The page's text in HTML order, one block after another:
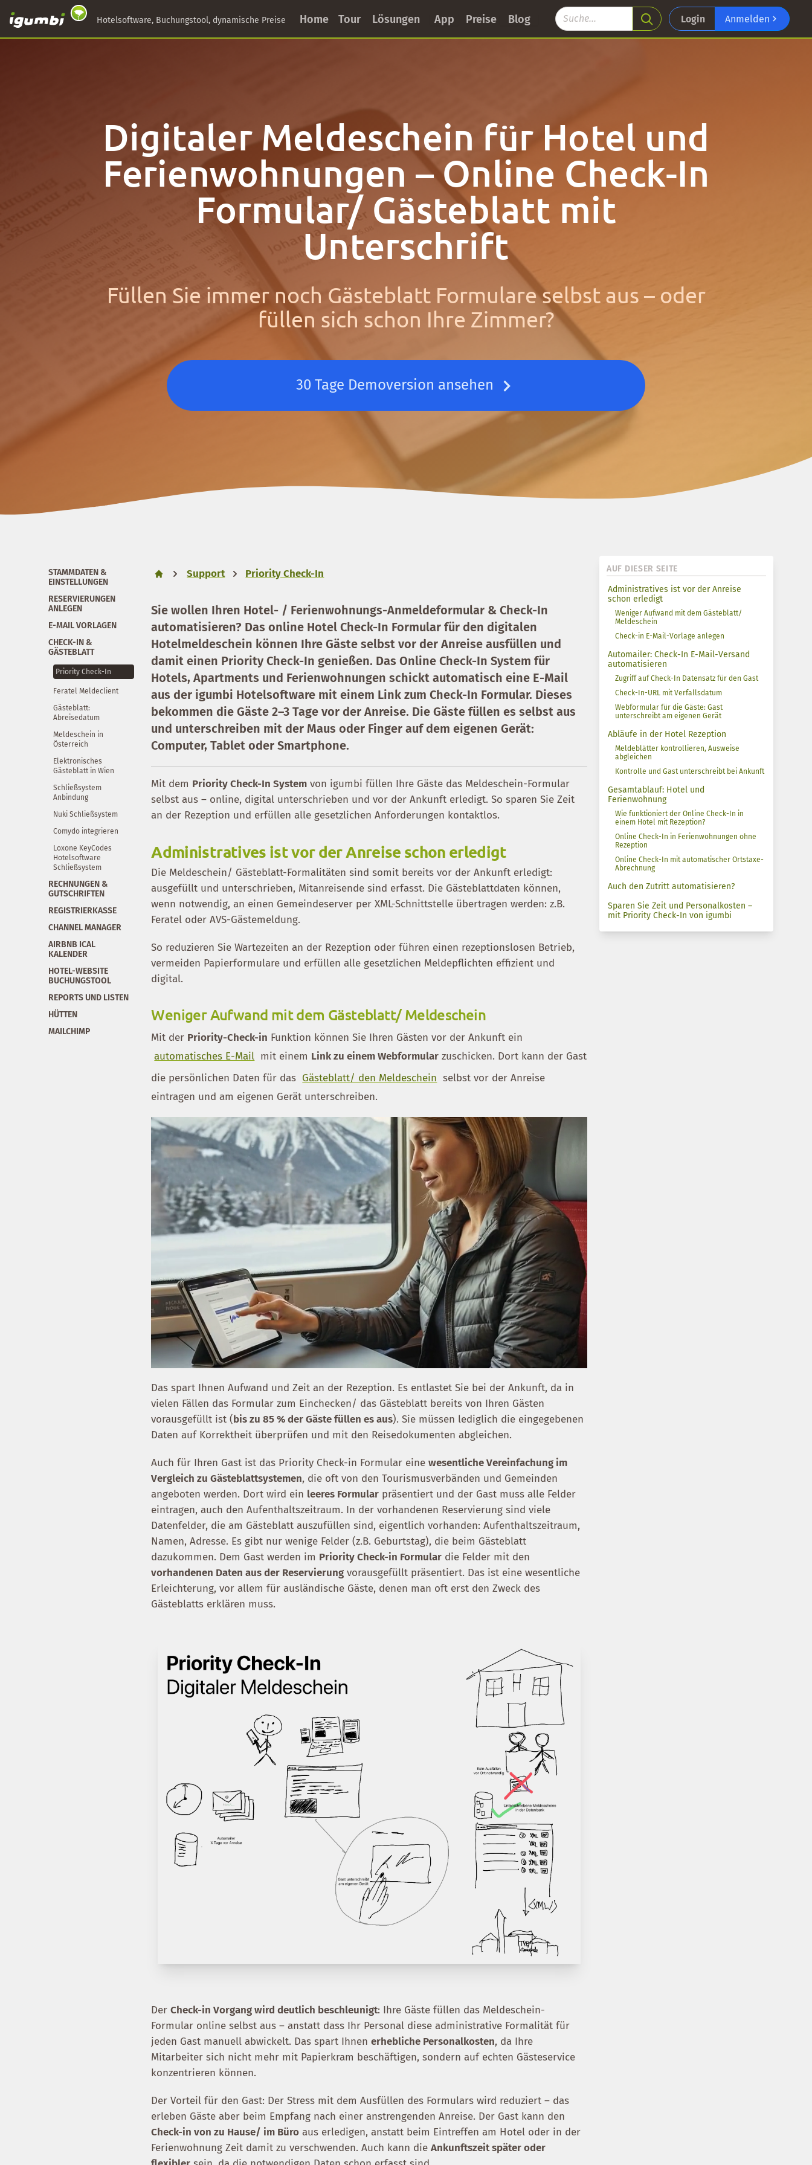
Hotelsoftware, Buchungstool, dynamische Preise Home Tour Lösungen App Preise Blog Login Anmelden
Digitaler Meldeschein für Hotel und
Ferienwohnungen – Online Check-In
Formular/ Gästeblatt mit
Unterschrift
Füllen Sie immer noch Gästeblatt Formulare selbst aus – oder
füllen sich schon Ihre Zimmer?
30 Tage Demoversion ansehen
AUF DIESER SEITE
Administratives ist vor der Anreise
schon erledigt
Weniger Aufwand mit dem Gästeblatt/
Meldeschein
Check-in E-Mail-Vorlage anlegen
Automailer: Check-In E-Mail-Versand
automatisieren
Zugriff auf Check-In Datensatz für den Gast
Check-In-URL mit Verfallsdatum
Webformular für die Gäste: Gast
unterschreibt am eigenen Gerät
Abläufe in der Hotel Rezeption
Meldeblätter kontrollieren, Ausweise
abgleichen
Kontrolle und Gast unterschreibt bei Ankunft
Gesamtablauf: Hotel und
Ferienwohnung
Wie funktioniert der Online Check-In in
einem Hotel mit Rezeption?
Online Check-In in Ferienwohnungen ohne
Rezeption
Online Check-In mit automatischer Ortstaxe-
Abrechnung
Auch den Zutritt automatisieren?
Sparen Sie Zeit und Personalkosten –
mit Priority Check-In von igumbi
STAMMDATEN &
EINSTELLUNGEN
RESERVIERUNGEN
ANLEGEN
E-MAIL VORLAGEN
CHECK-IN &
GÄSTEBLATT
Priority Check-In
Feratel Meldeclient
Gästeblatt:
Abreisedatum
Meldeschein in
Österreich
Elektronisches
Gästeblatt in Wien
Schließsystem
Anbindung
Nuki Schließsystem
Comydo integrieren
Loxone KeyCodes
Hotelsoftware
Schließsystem
RECHNUNGEN &
GUTSCHRIFTEN
REGISTRIERKASSE
CHANNEL MANAGER
AIRBNB ICAL
KALENDER
HOTEL-WEBSITE
BUCHUNGSTOOL
REPORTS UND LISTEN
HÜTTEN
MAILCHIMP
Support Priority Check-In
Sie wollen Ihren Hotel- / Ferienwohnungs-Anmeldeformular & Check-In
automatisieren? Das online Hotel Check-In Formular für den digitalen
Hotelmeldeschein können Ihre Gäste selbst vor der Anreise ausfüllen und
damit einen Priority Check-In genießen. Das Online Check-In System für
Hotels, Apartments und Ferienwohnungen schickt automatisch eine E-Mail
aus der igumbi Hotelsoftware mit einem Link zum Check-In Formular. Dieses
bekommen die Gäste 2–3 Tage vor der Anreise. Die Gäste füllen es selbst aus
und unterschreiben mit der Maus oder Finger auf dem eigenen Gerät:
Computer, Tablet oder Smartphone.
Mit dem Priority Check-In System von igumbi füllen Ihre Gäste das Meldeschein-Formular
selbst aus – online, digital unterschrieben und vor der Ankunft erledigt. So sparen Sie Zeit
an der Rezeption und erfüllen alle gesetzlichen Anforderungen kontaktlos.
Administratives ist vor der Anreise schon erledigt
Die Meldeschein/ Gästeblatt-Formalitäten sind somit bereits vor der Ankunft erledigt:
ausgefüllt und unterschrieben, Mitanreisende sind erfasst. Die Gästeblattdaten können,
wenn notwendig, an einen Gemeindeserver per XML-Schnittstelle übertragen werden: z.B.
Feratel oder AVS-Gästemeldung.
So reduzieren Sie Wartezeiten an der Rezeption oder führen einen rezeptionslosen Betrieb,
vermeiden Papierformulare und erfüllen alle gesetzlichen Meldepflichten effizient und
digital.
Weniger Aufwand mit dem Gästeblatt/ Meldeschein
Mit der Priority-Check-in Funktion können Sie Ihren Gästen vor der Ankunft ein
automatisches E-Mail mit einem Link zu einem Webformular zuschicken. Dort kann der Gast
die persönlichen Daten für das Gästeblatt/ den Meldeschein selbst vor der Anreise
eintragen und am eigenen Gerät unterschreiben.
Das spart Ihnen Aufwand und Zeit an der Rezeption. Es entlastet Sie bei der Ankunft, da in
vielen Fällen das Formular zum Einchecken/ das Gästeblatt bereits von Ihren Gästen
vorausgefüllt ist (bis zu 85 % der Gäste füllen es aus). Sie müssen lediglich die eingegebenen
Daten auf Korrektheit überprüfen und mit den Reisedokumenten abgleichen.
Auch für Ihren Gast ist das Priority Check-in Formular einewesentliche Vereinfachung im
Vergleich zu Gästeblattsystemen, die oft von den Tourismusverbänden und Gemeinden
angeboten werden. Dort wird ein leeres Formular präsentiert und der Gast muss alle Felder
eintragen, auch den Aufenthaltszeitraum. In der vorhandenen Reservierung sind viele
Datenfelder, die am Gästeblatt auszufüllen sind, eigentlich vorhanden: Aufenthaltszeitraum,
Namen, Adresse. Es gibt nur wenige Felder (z.B. Geburtstag), die beim Gästeblatt
dazukommen. Dem Gast werden im Priority Check-in Formular die Felder mit den
vorhandenen Daten aus der Reservierung vorausgefüllt präsentiert. Das ist eine wesentliche
Erleichterung, vor allem für ausländische Gäste, denen man oft erst den Zweck des
Gästeblatts erklären muss.
DerCheck-in Vorgang wird deutlich beschleunigt: Ihre Gäste füllen das Meldeschein-
Formular online selbst aus – anstatt dass Ihr Personal diese administrative Formalität für
jeden Gast manuell abwickelt. Das spart Ihnenerhebliche Personalkosten, da Ihre
Mitarbeiter sich nicht mehr mit Papierkram beschäftigen, sondern auf echten Gästeservice
konzentrieren können.
Der Vorteil für den Gast: Der Stress mit dem Ausfüllen des Formulars wird reduziert – das
erleben Gäste aber beim Empfang nach einer anstrengenden Anreise. Der Gast kann den
Check-in von zu Hause/ im Büro aus erledigen, anstatt beim Eintreffen am Hotel oder in der
Ferienwohnung Zeit damit zu verschwenden. Auch kann dieAnkunftszeit später oder